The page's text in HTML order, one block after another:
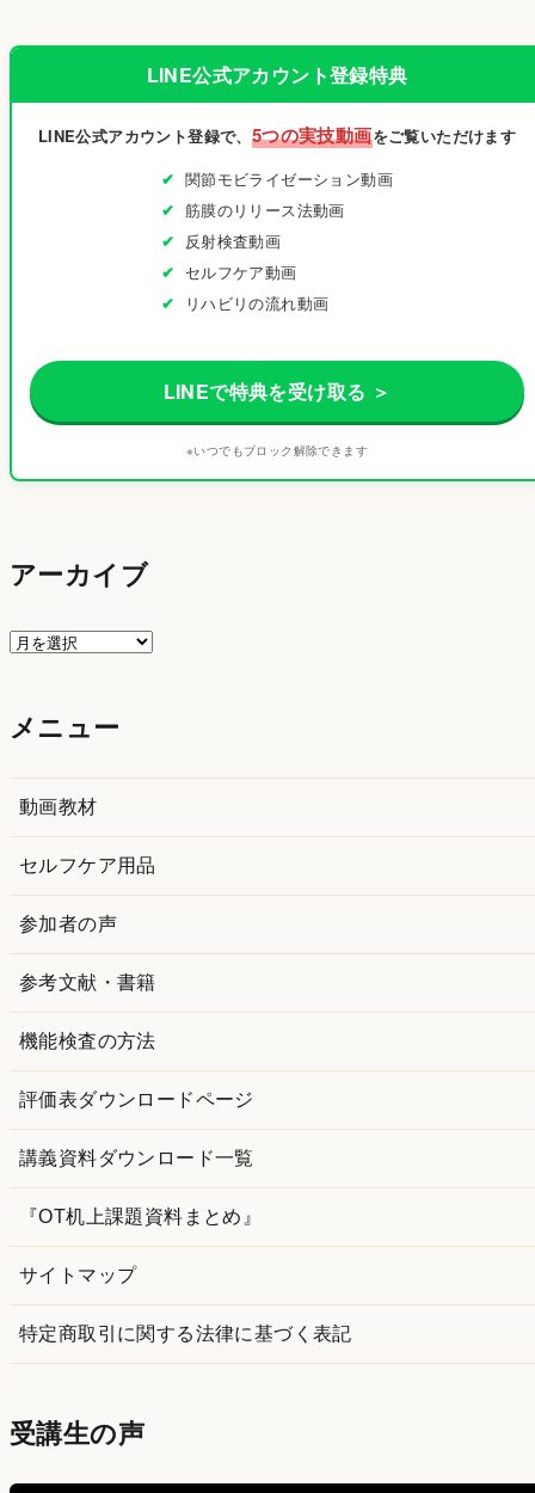
LINE公式アカウント登録特典
LINE公式アカウント登録で、 5つの実技動画をご覧いただけます
関節モビライゼーション動画
筋膜のリリース法動画
反射検査動画
セルフケア動画
リハビリの流れ動画
LINEで特典を受け取る ＞
※いつでもブロック解除できます
アーカイブ
ア
イ
メニュー
動画教材
セルフケア用品
参加者の声
参考文献・書籍
機能検査の方法
評価表ダウンロードページ
講義資料ダウンロード一覧
『OT机上課題資料まとめ』
サイトマップ
特定商取引に関する法律に基づく表記
受講生の声